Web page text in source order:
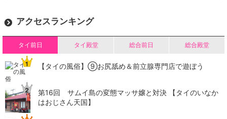
アクセスランキング
タイ前日 タイ殿堂 総合前日 総合殿堂
【タイの風俗】​⑨お尻舐め＆前立腺専門店で遊ぼう
第16回 サムイ島の変態マッサ嬢と対決 【タイのいなか
はおじさん天国】